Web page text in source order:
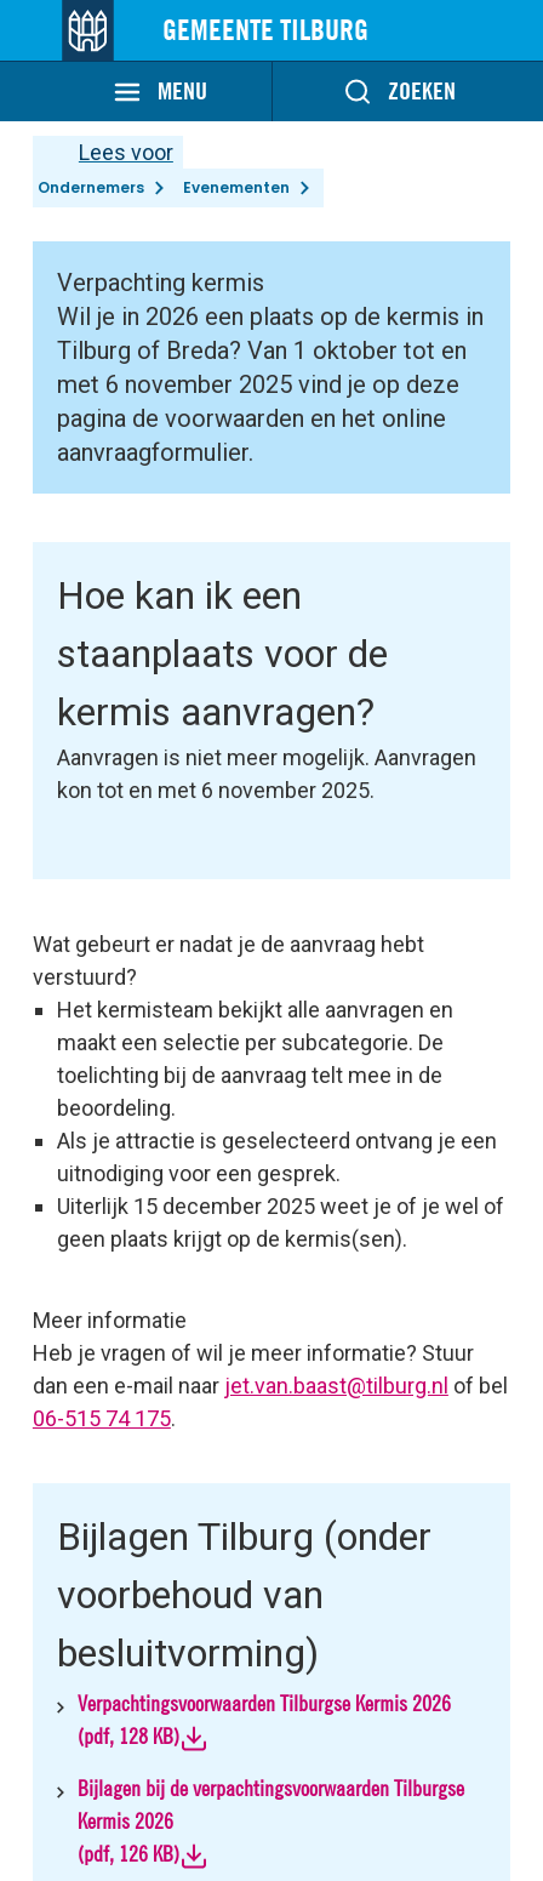
GEMEENTE TILBURG
MENU ZOEKEN
Ondernemers Evenementen
Lees voor
Verpachting kermis
Wil je in 2026 een plaats op de kermis in
Tilburg of Breda? Van 1 oktober tot en
met 6 november 2025 vind je op deze
pagina de voorwaarden en het online
aanvraagformulier.
Hoe kan ik een
staanplaats voor de
kermis aanvragen?
Aanvragen is niet meer mogelijk. Aanvragen
kon tot en met 6 november 2025.
Wat gebeurt er nadat je de aanvraag hebt
verstuurd?
Het kermisteam bekijkt alle aanvragen en
maakt een selectie per subcategorie. De
toelichting bij de aanvraag telt mee in de
beoordeling.
Als je attractie is geselecteerd ontvang je een
uitnodiging voor een gesprek.
Uiterlijk 15 december 2025 weet je of je wel of
geen plaats krijgt op de kermis(sen).
Meer informatie
Heb je vragen of wil je meer informatie? Stuur
dan een e-mail naar jet.van.baast@tilburg.nl of bel
06-515 74 175.
Bijlagen Tilburg (onder
voorbehoud van
besluitvorming)
Verpachtingsvoorwaarden Tilburgse Kermis 2026
(pdf, 128 KB)
Bijlagen bij de verpachtingsvoorwaarden Tilburgse
Kermis 2026
(pdf, 126 KB)